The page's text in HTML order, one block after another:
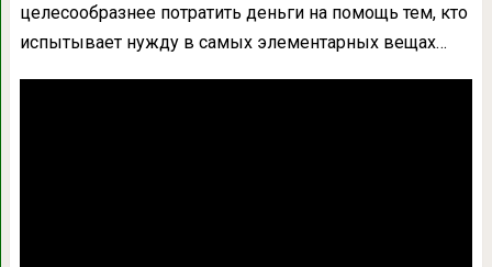
целесообразнее потратить деньги на помощь тем, кто
испытывает нужду в самых элементарных вещах…